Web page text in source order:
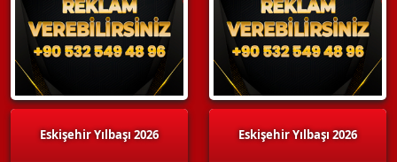
Eskişehir Yılbaşı 2026 Eskişehir Yılbaşı 2026